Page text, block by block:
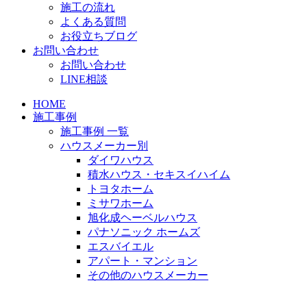
施工の流れ
よくある質問
お役立ちブログ
お問い合わせ
お問い合わせ
LINE相談
HOME
施工事例
施工事例 一覧
ハウスメーカー別
ダイワハウス
積水ハウス・セキスイハイム
トヨタホーム
ミサワホーム
旭化成ヘーベルハウス
パナソニック ホームズ
エスバイエル
アパート・マンション
その他のハウスメーカー